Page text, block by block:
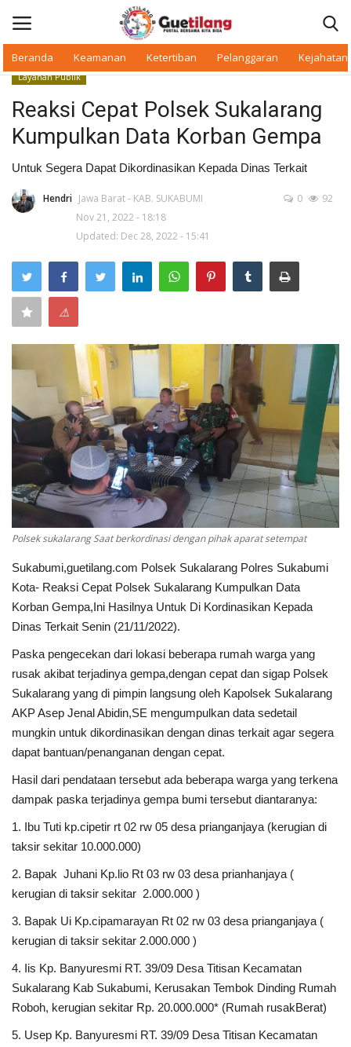
Beranda Keamanan Ketertiban Pelanggaran Kejahatan
Beranda
Makan Bergizi
Warkop Digital
Pelanggaran
Ketertiban
Keamanan
Kejahatan
Cybers Event
UMKM & Ekonomi Kreatif
Pekerja Migran Indonesia
Ekonomi
Pendidikan
Informasi Journalism
Olahraga
Kesehatan
Layanan Publik
Perempuan/Anak
Layanan Publik
Reaksi Cepat Polsek Sukalarang
Kumpulkan Data Korban Gempa
Untuk Segera Dapat Dikordinasikan Kepada Dinas Terkait
Hendri Jawa Barat - KAB. SUKABUMI
Nov 21, 2022 - 18:18
Updated: Dec 28, 2022 - 15:41
0 92
⚠
Polsek sukalarang Saat berkordinasi dengan pihak aparat setempat
Sukabumi,guetilang.com Polsek Sukalarang Polres Sukabumi
Kota- Reaksi Cepat Polsek Sukalarang Kumpulkan Data
Korban Gempa,Ini Hasilnya Untuk Di Kordinasikan Kepada
Dinas Terkait Senin (21/11/2022).
Paska pengecekan dari lokasi beberapa rumah warga yang
rusak akibat terjadinya gempa,dengan cepat dan sigap Polsek
Sukalarang yang di pimpin langsung oleh Kapolsek Sukalarang
AKP Asep Jenal Abidin,SE mengumpulkan data sedetail
mungkin untuk dikordinasikan dengan dinas terkait agar segera
dapat bantuan/penanganan dengan cepat.
Hasil dari pendataan tersebut ada beberapa warga yang terkena
dampak paska terjadinya gempa bumi tersebut diantaranya:
1. Ibu Tuti kp.cipetir rt 02 rw 05 desa prianganjaya (kerugian di
taksir sekitar 10.000.000)
2. Bapak Juhani Kp.lio Rt 03 rw 03 desa prianhanjaya (
kerugian di taksir sekitar 2.000.000 )
3. Bapak Ui Kp.cipamarayan Rt 02 rw 03 desa prianganjaya (
kerugian di taksir sekitar 2.000.000 )
4. Iis Kp. Banyuresmi RT. 39/09 Desa Titisan Kecamatan
Sukalarang Kab Sukabumi, Kerusakan Tembok Dinding Rumah
Roboh, kerugian sekitar Rp. 20.000.000* (Rumah rusakBerat)
5. Usep Kp. Banyuresmi RT. 39/09 Desa Titisan Kecamatan